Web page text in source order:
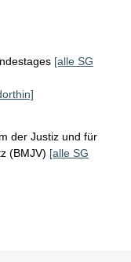
[alle SG
der Justiz und für
(BMJV) [alle SG